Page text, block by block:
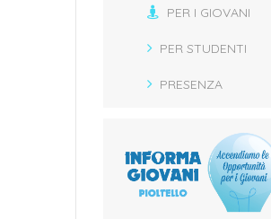
PER I GIOVANI
PER STUDENTI
PRESENZA